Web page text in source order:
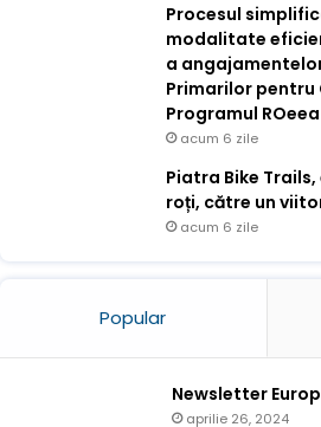
Procesul
modalitate
a
Primarilor pentru
Programul ROeea
acum 6 zile
Piatra Bike
roți, către un
acum 6 zile
Popular
Newsletter
aprilie 26, 2024